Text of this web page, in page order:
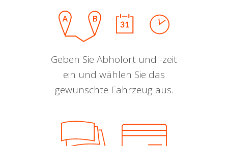
Geben Sie Abholort und -zeit
ein und wählen Sie das
gewünschte Fahrzeug aus.